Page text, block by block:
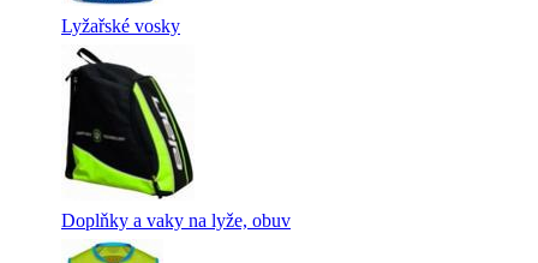
Lyžařské vosky
Doplňky a vaky na lyže, obuv